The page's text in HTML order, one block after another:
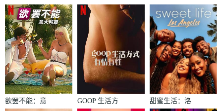
欲罢不能：意
GOOP 生活方
甜蜜生活：洛